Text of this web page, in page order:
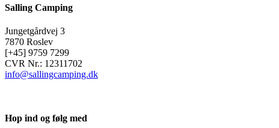
Salling Camping
Jungetgårdvej 3
7870 Roslev
[+45] 9759 7299
CVR Nr.: 12311702
info@sallingcamping.dk
Hop ind og følg med